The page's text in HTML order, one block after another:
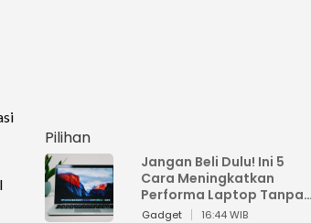
Pilihan
Jangan Beli Dulu! Ini 5
Cara Meningkatkan
Performa Laptop Tanpa
Harus Beli Baru
Gadget 16:44 WIB